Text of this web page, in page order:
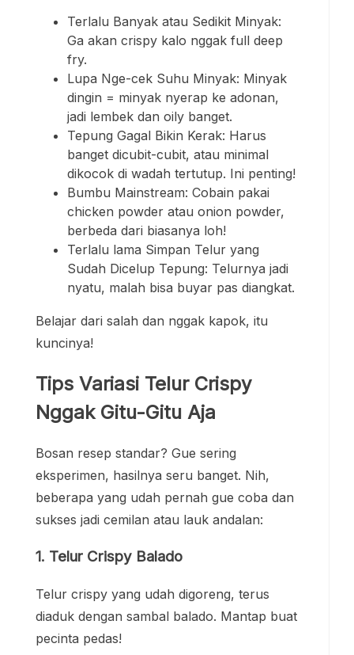
Terlalu Banyak atau Sedikit Minyak:
Ga akan crispy kalo nggak full deep
fry.
Lupa Nge-cek Suhu Minyak: Minyak
dingin = minyak nyerap ke adonan,
jadi lembek dan oily banget.
Tepung Gagal Bikin Kerak: Harus
banget dicubit-cubit, atau minimal
dikocok di wadah tertutup. Ini penting!
Bumbu Mainstream: Cobain pakai
chicken powder atau onion powder,
berbeda dari biasanya loh!
Terlalu lama Simpan Telur yang
Sudah Dicelup Tepung: Telurnya jadi
nyatu, malah bisa buyar pas diangkat.
Belajar dari salah dan nggak kapok, itu
kuncinya!
Tips Variasi Telur Crispy
Nggak Gitu-Gitu Aja
Bosan resep standar? Gue sering
eksperimen, hasilnya seru banget. Nih,
beberapa yang udah pernah gue coba dan
sukses jadi cemilan atau lauk andalan:
1. Telur Crispy Balado
Telur crispy yang udah digoreng, terus
diaduk dengan sambal balado. Mantap buat
pecinta pedas!